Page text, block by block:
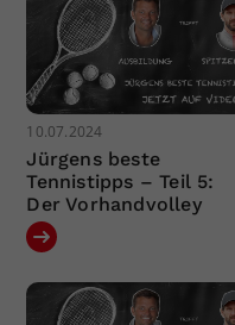
10.07.2024
Jürgens beste
Tennistipps – Teil 5:
Der Vorhandvolley